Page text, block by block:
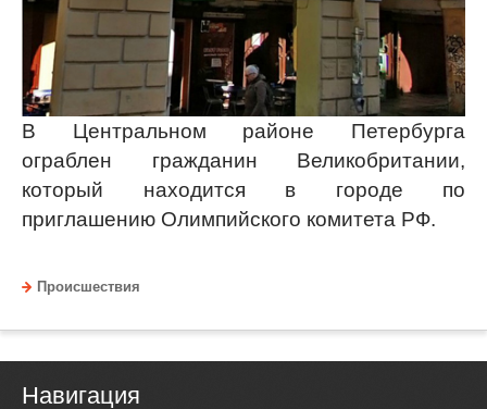
В Центральном районе Петербурга
ограблен гражданин Великобритании,
который находится в городе по
приглашению Олимпийского комитета РФ.
Происшествия
Навигация